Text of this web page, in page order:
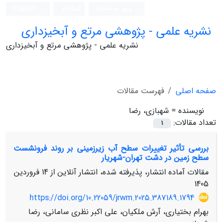
نشریه علمی - پژوهشی مرتع و آبخیزداری
نشریه علمی - پژوهشی مرتع و آبخیزداری
صفحه اصلی
فهرست مقالات
نویسنده = شهبازی، رضا
تعداد مقالات:
1
بررسی تأثیر تغییرات سطح آب زیرزمینی بر روند فرونشست
سطح زمین در دشت تهران-شهریار
مقالات آماده انتشار، پذیرفته شده، انتشار آنلاین از
14 فروردین
1405
https://doi.org/10.22059/jrwm.2025.387189.1794
بهرام بختیاری، آرش ملکیان، علی اکبر نظری سامانی، رضا